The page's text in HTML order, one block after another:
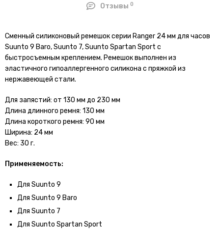
Отзывы0
Сменный силиконовый ремешок серии Ranger 24 мм для часов
Suunto 9 Baro, Suunto 7, Suunto Spartan Sport с
быстросъемным креплением. Ремешок выполнен из
эластичного гипоаллергенного силикона с пряжкой из
нержавеющей стали.
Для запястий: от 130 мм до 230 мм
Длина длинного ремня: 130 мм
Длина короткого ремня: 90 мм
Ширина: 24 мм
Вес: 30 г.
Применяемость:
Для Suunto 9
Для Suunto 9 Baro
Для Suunto 7
Для Suunto Spartan Sport